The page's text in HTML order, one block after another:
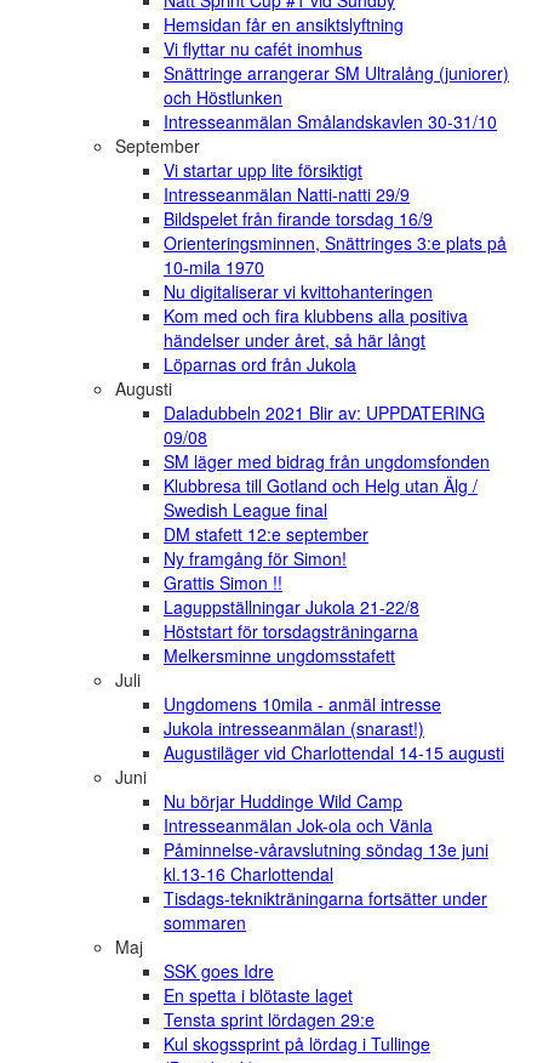
Hemsidan får en ansiktslyftning
Vi flyttar nu cafét inomhus
Snättringe arrangerar SM Ultralång (juniorer)
och Höstlunken
Intresseanmälan Smålandskavlen 30-31/10
September
Vi startar upp lite försiktigt
Intresseanmälan Natti-natti 29/9
Bildspelet från firande torsdag 16/9
Orienteringsminnen, Snättringes 3:e plats på
10-mila 1970
Nu digitaliserar vi kvittohanteringen
Kom med och fira klubbens alla positiva
händelser under året, så här långt
Löparnas ord från Jukola
Augusti
Daladubbeln 2021 Blir av: UPPDATERING
09/08
SM läger med bidrag från ungdomsfonden
Klubbresa till Gotland och Helg utan Älg /
Swedish League final
DM stafett 12:e september
Ny framgång för Simon!
Grattis Simon !!
Laguppställningar Jukola 21-22/8
Höststart för torsdagsträningarna
Melkersminne ungdomsstafett
Juli
Ungdomens 10mila - anmäl intresse
Jukola intresseanmälan (snarast!)
Augustiläger vid Charlottendal 14-15 augusti
Juni
Nu börjar Huddinge Wild Camp
Intresseanmälan Jok-ola och Vänla
Påminnelse-våravslutning söndag 13e juni
kl.13-16 Charlottendal
Tisdags-teknikträningarna fortsätter under
sommaren
Maj
SSK goes Idre
En spetta i blötaste laget
Tensta sprint lördagen 29:e
Kul skogssprint på lördag i Tullinge